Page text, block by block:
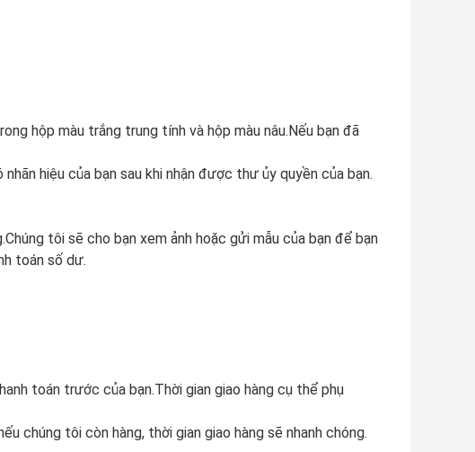
hộp màu trắng trung tính và hộp màu nâu.Nếu bạn đã
hiệu của bạn sau khi nhận được thư ủy quyền của bạn.
tôi sẽ cho bạn xem ảnh hoặc gửi mẫu của bạn để bạn
toán số dư.
toán trước của bạn.Thời gian giao hàng cụ thể phụ
chúng tôi còn hàng, thời gian giao hàng sẽ nhanh chóng.